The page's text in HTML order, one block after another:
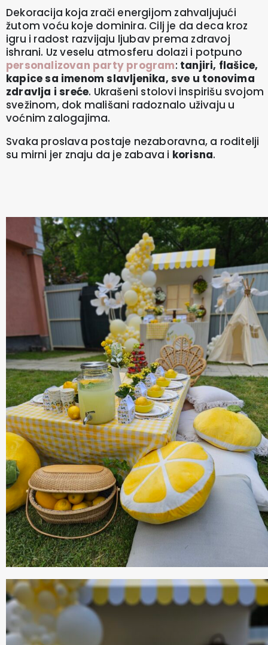
Dekoracija koja zrači energijom zahvaljujući
žutom voću koje dominira. Cilj je da deca kroz
igru i radost razvijaju ljubav prema zdravoj
ishrani. Uz veselu atmosferu dolazi i potpuno
personalizovan party program: tanjiri, flašice,
kapice sa imenom slavljenika, sve u tonovima
zdravlja i sreće. Ukrašeni stolovi inspirišu svojom
svežinom, dok mališani radoznalo uživaju u
voćnim zalogajima.
Svaka proslava postaje nezaboravna, a roditelji
su mirni jer znaju da je zabava i korisna.